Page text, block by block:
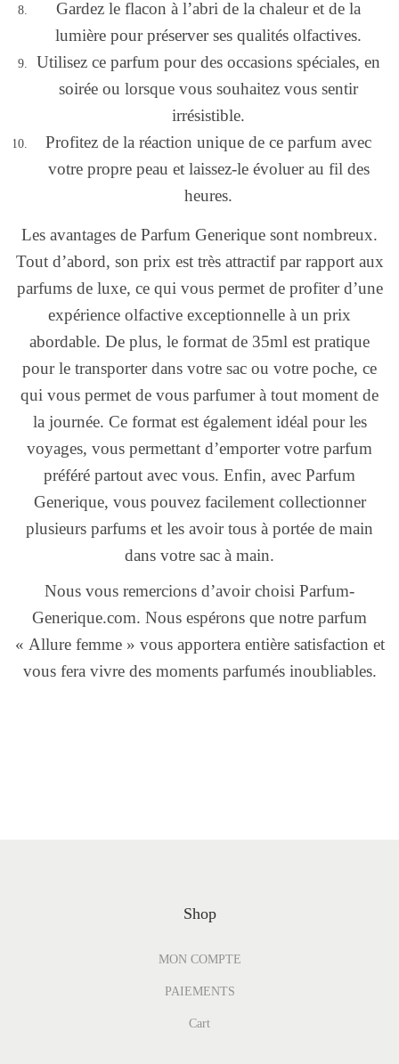
Gardez le flacon à l’abri de la chaleur et de la
lumière pour préserver ses qualités olfactives.
Utilisez ce parfum pour des occasions spéciales, en
soirée ou lorsque vous souhaitez vous sentir
irrésistible.
Profitez de la réaction unique de ce parfum avec
votre propre peau et laissez-le évoluer au fil des
heures.
Les avantages de Parfum Generique sont nombreux.
Tout d’abord, son prix est très attractif par rapport aux
parfums de luxe, ce qui vous permet de profiter d’une
expérience olfactive exceptionnelle à un prix
abordable. De plus, le format de 35ml est pratique
pour le transporter dans votre sac ou votre poche, ce
qui vous permet de vous parfumer à tout moment de
la journée. Ce format est également idéal pour les
voyages, vous permettant d’emporter votre parfum
préféré partout avec vous. Enfin, avec Parfum
Generique, vous pouvez facilement collectionner
plusieurs parfums et les avoir tous à portée de main
dans votre sac à main.
Nous vous remercions d’avoir choisi Parfum-
Generique.com. Nous espérons que notre parfum
« Allure femme » vous apportera entière satisfaction et
vous fera vivre des moments parfumés inoubliables.
Shop
MON COMPTE
PAIEMENTS
Cart